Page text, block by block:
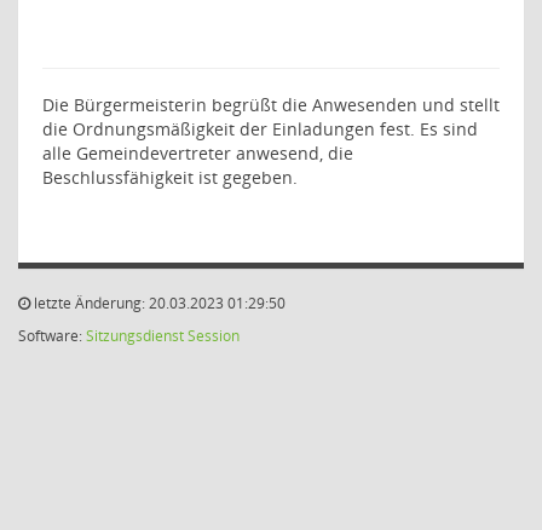
Die Bürgermeisterin begrüßt die Anwesenden und stellt
die Ordnungsmäßigkeit der Einladungen fest. Es sind
alle Gemeindevertreter anwesend, die
Beschlussfähigkeit ist gegeben.
letzte Änderung: 20.03.2023 01:29:50
Software:SitzungsdienstSession